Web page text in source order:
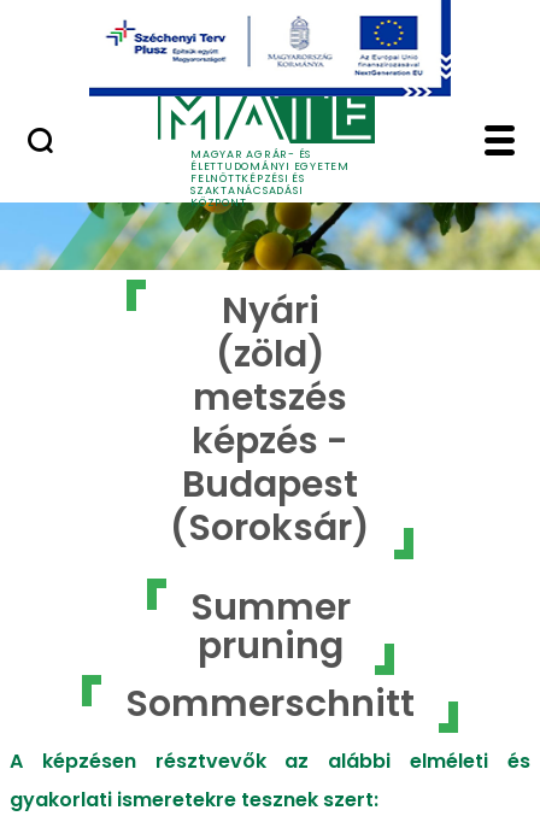
Ugrás a fő tartalomhoz
MAGYAR AGRÁR- ÉS
ÉLETTUDOMÁNYI EGYETEM
FELNŐTTKÉPZÉSI ÉS
SZAKTANÁCSADÁSI
KÖZPONT
Nyári (zöld) metszés
Nyári
(zöld)
metszés
képzés -
Budapest
(Soroksár)
Summer
pruning
Sommerschnitt
A képzésen résztvevők az alábbi elméleti és
gyakorlati ismeretekre tesznek szert: